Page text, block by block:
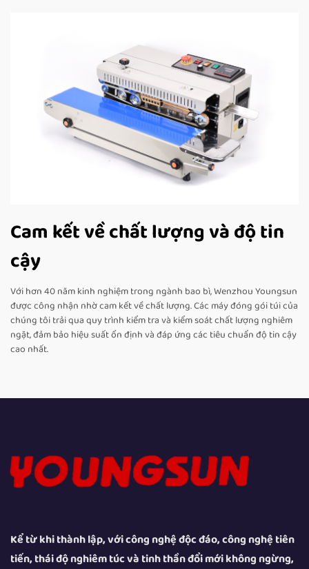
Cam kết về chất lượng và độ tin
cậy
Với hơn 40 năm kinh nghiệm trong ngành bao bì, Wenzhou Youngsun
được công nhận nhờ cam kết về chất lượng. Các máy đóng gói túi của
chúng tôi trải qua quy trình kiểm tra và kiểm soát chất lượng nghiêm
ngặt, đảm bảo hiệu suất ổn định và đáp ứng các tiêu chuẩn độ tin cậy
cao nhất.
Kể từ khi thành lập, với công nghệ độc đáo, công nghệ tiên
tiến, thái độ nghiêm túc và tinh thần đổi mới không ngừng,